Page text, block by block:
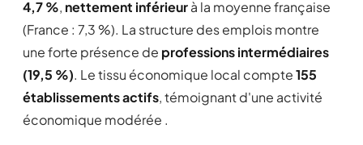
4,7 %, nettement inférieurà la moyenne française
(France : 7,3 %). La structure des emplois montre
une forte présence de professions intermédiaires
(19,5 %). Le tissu économique local compte155
établissements actifs, témoignant d'une activité
économique modérée .